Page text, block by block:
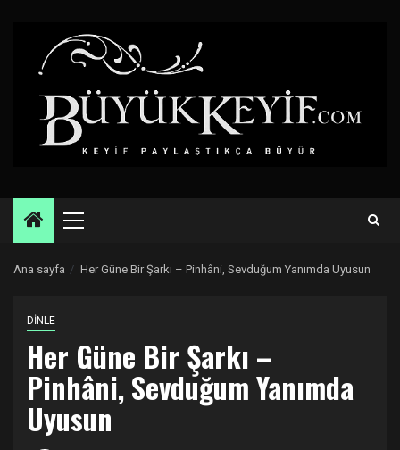
Primary
Ana sayfa Her Güne Bir Şarkı – Pinhâni, Sevduğum Yanımda Uyusun
DİNLE
Her Güne Bir Şarkı –
Pinhâni, Sevduğum Yanımda
Uyusun